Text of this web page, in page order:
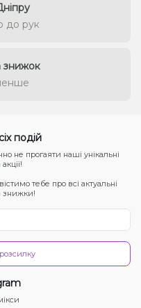
до рук
знижок
подій
не прогаяти наші унікальні
тебе про всі актуальні
знижки!